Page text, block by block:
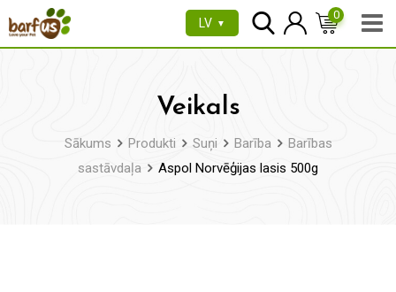
uz
LV ▼
0
Veikals
Sākums Produkti Suņi Barība
Barības
sastāvdaļa
Aspol Norvēģijas lasis 500g